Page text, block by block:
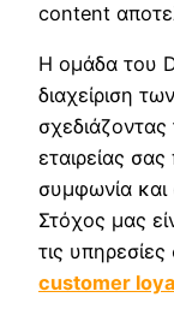
content
Η ομάδα του
διαχείριση
εταιρείας
συμφωνία
Στόχος μας
τις
customer